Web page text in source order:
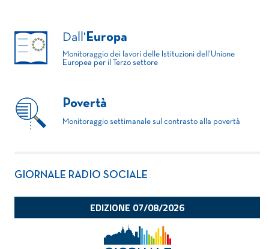
Dall' Europa
Monitoraggio dei lavori delle Istituzioni dell'Unione
Europea per il Terzo settore
Povertà
Monitoraggio settimanale sul contrasto alla povertà
GIORNALE RADIO SOCIALE